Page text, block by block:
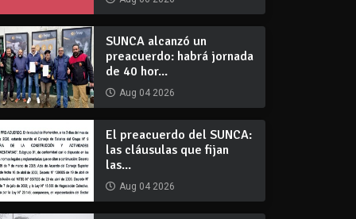
SUNCA alcanzó un
preacuerdo: habrá jornada
de 40 hor...
Aug 04 2026
El preacuerdo del SUNCA:
las cláusulas que fijan
las...
Aug 04 2026